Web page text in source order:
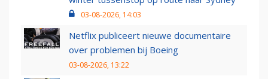
03-08-2026, 14:03
Netflix publiceert nieuwe documentaire
over problemen bij Boeing
03-08-2026, 13:22